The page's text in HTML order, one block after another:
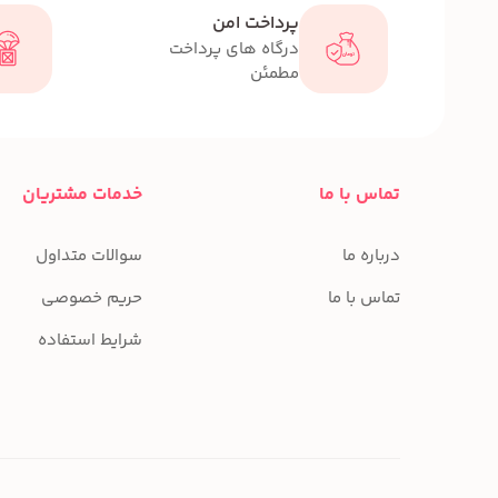
پرداخت امن
درگاه های پرداخت
مطمئن
تماس با ما
درباره ما
تماس با ما
خدمات مشتریان
سوالات متداول
حریم خصوصی
شرایط استفاده